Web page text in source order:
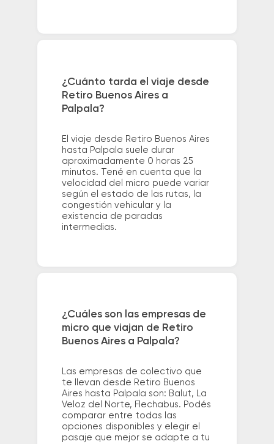
¿Cuánto tarda el viaje desde
Retiro Buenos Aires a
Palpala?
El viaje desde Retiro Buenos Aires
hasta Palpala suele durar
aproximadamente 0 horas 25
minutos. Tené en cuenta que la
velocidad del micro puede variar
según el estado de las rutas, la
congestión vehicular y la
existencia de paradas
intermedias.
¿Cuáles son las empresas de
micro que viajan de Retiro
Buenos Aires a Palpala?
Las empresas de colectivo que
te llevan desde Retiro Buenos
Aires hasta Palpala son: Balut, La
Veloz del Norte, Flechabus. Podés
comparar entre todas las
opciones disponibles y elegir el
pasaje que mejor se adapte a tu